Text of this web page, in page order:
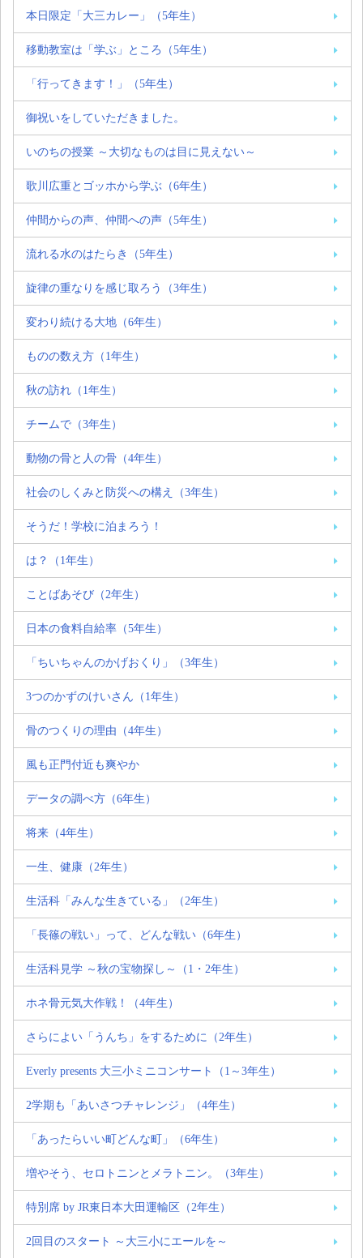
本日限定「大三カレー」（5年生）
移動教室は「学ぶ」ところ（5年生）
「行ってきます！」（5年生）
御祝いをしていただきました。
いのちの授業 ～大切なものは目に見えない～
歌川広重とゴッホから学ぶ（6年生）
仲間からの声、仲間への声（5年生）
流れる水のはたらき（5年生）
旋律の重なりを感じ取ろう（3年生）
変わり続ける大地（6年生）
ものの数え方（1年生）
秋の訪れ（1年生）
チームで（3年生）
動物の骨と人の骨（4年生）
社会のしくみと防災への構え（3年生）
そうだ！学校に泊まろう！
は？（1年生）
ことばあそび（2年生）
日本の食料自給率（5年生）
「ちいちゃんのかげおくり」（3年生）
3つのかずのけいさん（1年生）
骨のつくりの理由（4年生）
風も正門付近も爽やか
データの調べ方（6年生）
将来（4年生）
一生、健康（2年生）
生活科「みんな生きている」（2年生）
「長篠の戦い」って、どんな戦い（6年生）
生活科見学 ～秋の宝物探し～（1・2年生）
ホネ骨元気大作戦！（4年生）
さらによい「うんち」をするために（2年生）
Everly presents 大三小ミニコンサート（1～3年生）
2学期も「あいさつチャレンジ」（4年生）
「あったらいい町どんな町」（6年生）
増やそう、セロトニンとメラトニン。（3年生）
特別席 by JR東日本大田運輸区（2年生）
2回目のスタート ～大三小にエールを～